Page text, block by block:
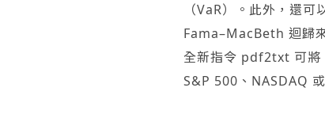
（VaR）。此外，還
Fama–MacBeth 迴歸
全新指令 pdf2txt 可將
S&P 500、NASDAQ